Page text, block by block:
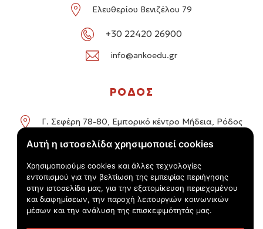
Αυτή η ιστοσελίδα χρησιμοποιεί cookies
Χρησιμοποιούμε cookies και άλλες τεχνολογίες
εντοπισμού για την βελτίωση της εμπειρίας περιήγησης
στην ιστοσελίδα μας, για την εξατομίκευση περιεχομένου
και διαφημίσεων, την παροχή λειτουργιών κοινωνικών
μέσων και την ανάλυση της επισκεψιμότητάς μας.
Ελευθερίου Βενιζέλου 79
+30 22420 26900
info@ankoedu.gr
ΡΟΔΟΣ
Γ. Σεφέρη 78-80, Εμπορικό κέντρο Μήδεια, Ρόδος
+30 22414 01016 / +30 22410 62488
info@ankoedu.gr